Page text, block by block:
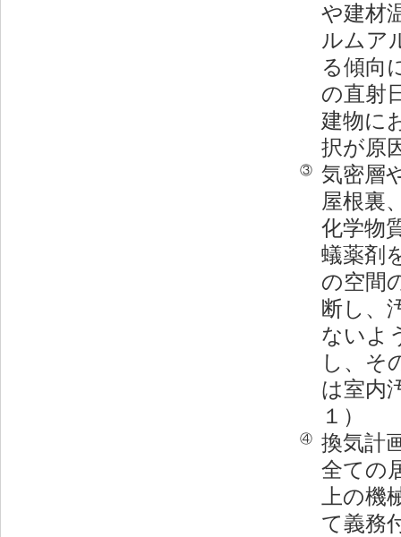
や建材
ルムア
る傾向
の直射
建物に
択が原
③
気密層
屋根裏
化学物
蟻薬剤
の空間
断し、
ないよ
し、そ
は室内
１）
④
換気計
全ての
上の機
て義務